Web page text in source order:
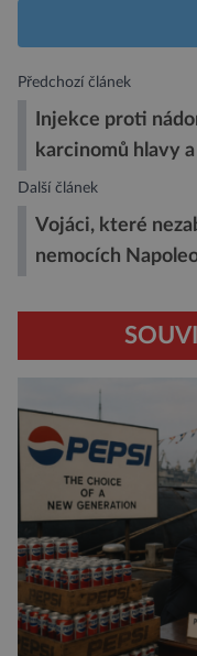
Předchozí článek
Injekce proti
karcinomů hlavy
Další článek
Vojáci, které
nemocích